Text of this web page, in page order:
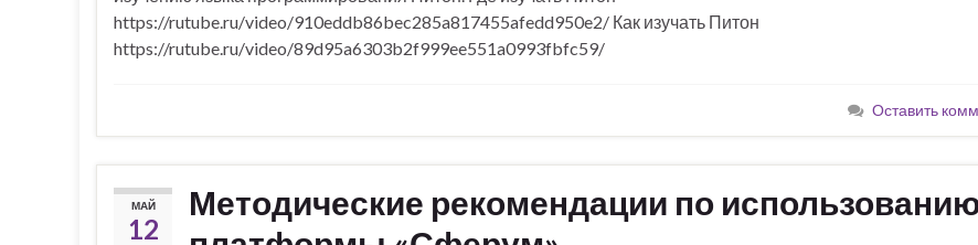
https://rutube.ru/video/910eddb86bec285a817455afedd950e2/ Как изучать Питон
https://rutube.ru/video/89d95a6303b2f999ee551a0993fbfc59/
Оставить
МАЙ
12
Методические рекомендации по